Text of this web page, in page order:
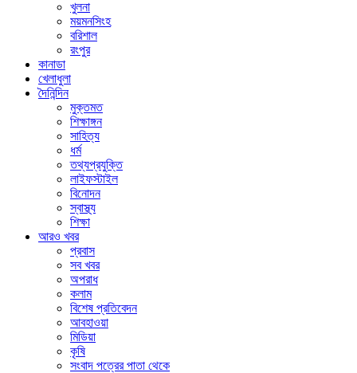
খুলনা
ময়মনসিংহ
বরিশাল
রংপুর
কানাডা
খেলাধুলা
দৈনিন্দিন
মুক্তমত
শিক্ষাঙ্গন
সাহিত্য
ধর্ম
তথ্যপ্রযুক্তি
লাইফস্টাইল
বিনোদন
স্বাস্থ্য
শিক্ষা
আরও খবর
প্রবাস
সব খবর
অপরাধ
কলাম
বিশেষ প্রতিবেদন
আবহাওয়া
মিডিয়া
কৃষি
সংবাদ পত্রের পাতা থেকে